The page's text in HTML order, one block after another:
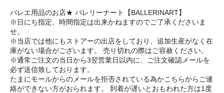
バレエ用品のお店★ バレリーナート【BALLERINART】
※日にち指定、時間指定は出来かねますのでご了承くださいま
せ。
※当店では他にもストアーの出店をしており、追加生産がなく在
庫がない場合がございます。 売り切れの際はご容赦ください。
※通常ご注文の当日から3翌営業日以内に、ご注文確認メールを
必ず送信致しております。
たまにモールからのメールを拒否されている為かこちらからご連
絡ができない方がおられます。 到着が遅いとおもわれた方は1度